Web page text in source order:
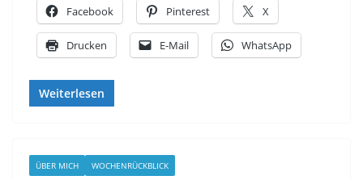
Facebook Pinterest X
Drucken E-Mail WhatsApp
Weiterlesen
ÜBER MICH WOCHENRÜCKBLICK